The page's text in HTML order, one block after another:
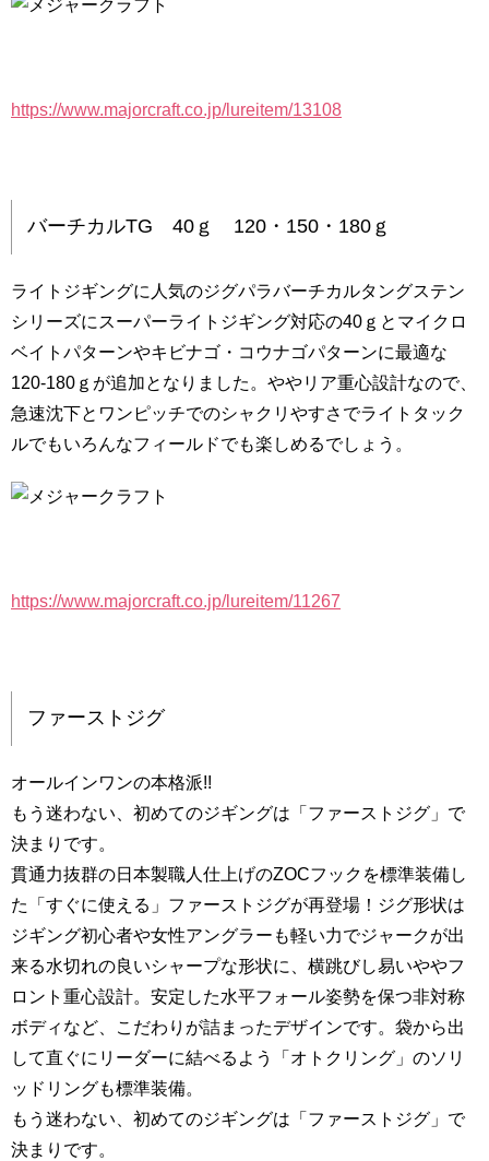
https://www.majorcraft.co.jp/lureitem/13108
バーチカルTG 40ｇ 120・150・180ｇ
ライトジギングに人気のジグパラバーチカルタングステン
シリーズにスーパーライトジギング対応の40ｇとマイクロ
ベイトパターンやキビナゴ・コウナゴパターンに最適な
120-180ｇが追加となりました。ややリア重心設計なので、
急速沈下とワンピッチでのシャクリやすさでライトタック
ルでもいろんなフィールドでも楽しめるでしょう。
https://www.majorcraft.co.jp/lureitem/11267
ファーストジグ
オールインワンの本格派!!
もう迷わない、初めてのジギングは「ファーストジグ」で
決まりです。
貫通力抜群の日本製職人仕上げのZOCフックを標準装備し
た「すぐに使える」ファーストジグが再登場！ジグ形状は
ジギング初心者や女性アングラーも軽い力でジャークが出
来る水切れの良いシャープな形状に、横跳びし易いややフ
ロント重心設計。安定した水平フォール姿勢を保つ非対称
ボディなど、こだわりが詰まったデザインです。袋から出
して直ぐにリーダーに結べるよう「オトクリング」のソリ
ッドリングも標準装備。
もう迷わない、初めてのジギングは「ファーストジグ」で
決まりです。